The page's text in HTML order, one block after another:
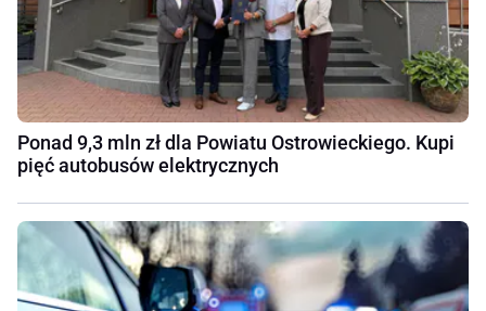
Ponad 9,3 mln zł dla Powiatu Ostrowieckiego. Kupi
pięć autobusów elektrycznych